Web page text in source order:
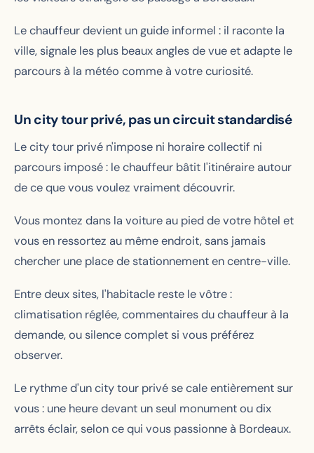
Le chauffeur devient un guide informel : il raconte la
ville, signale les plus beaux angles de vue et adapte le
parcours à la météo comme à votre curiosité.
Un city tour privé, pas un circuit standardisé
Le city tour privé n'impose ni horaire collectif ni
parcours imposé : le chauffeur bâtit l'itinéraire autour
de ce que vous voulez vraiment découvrir.
Vous montez dans la voiture au pied de votre hôtel et
vous en ressortez au même endroit, sans jamais
chercher une place de stationnement en centre-ville.
Entre deux sites, l'habitacle reste le vôtre :
climatisation réglée, commentaires du chauffeur à la
demande, ou silence complet si vous préférez
observer.
Le rythme d'un city tour privé se cale entièrement sur
vous : une heure devant un seul monument ou dix
arrêts éclair, selon ce qui vous passionne à Bordeaux.